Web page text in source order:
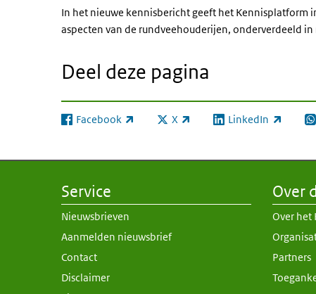
In het nieuwe kennisbericht geeft het Kennisplatform
aspecten van de rundveehouderijen, onderverdeeld
Deel deze pagina
Facebook
(externe link) X
(externe link) LinkedIn
(externe link)
Service
Nieuwsbrieven
Aanmelden nieuwsbrief
Contact
Disclaimer
Over
Over het
Partners